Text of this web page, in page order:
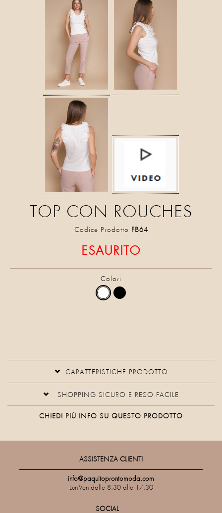
TOP CON ROUCHES
Codice Prodotto FB64
ESAURITO
Colori
CARATTERISTICHE PRODOTTO
SHOPPING SICURO E RESO FACILE
CHIEDI PIÙ INFO SU QUESTO PRODOTTO
ASSISTENZA CLIENTI
info@paquitoprontomoda.com
Lun-Ven dalle 8:30 alle 17:30
SOCIAL